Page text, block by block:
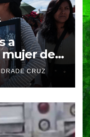
a
mujer de
CRUZ